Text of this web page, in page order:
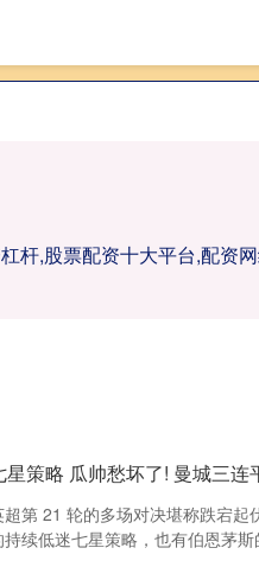
杆,股票配资十大平台,配资
星策略 瓜帅愁坏了! 曼城三
超第 21 轮的多场对决堪称跌宕
持续低迷七星策略，也有伯恩茅